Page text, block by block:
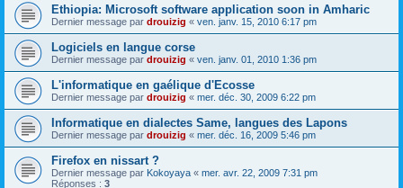
Ethiopia: Microsoft software application soon in Amharic
Dernier message par drouizig « ven. janv. 15, 2010 6:17 pm
Logiciels en langue corse
Dernier message par drouizig « ven. janv. 01, 2010 1:36 pm
L'informatique en gaélique d'Ecosse
Dernier message par drouizig « mer. déc. 30, 2009 6:22 pm
Informatique en dialectes Same, langues des Lapons
Dernier message par drouizig « mer. déc. 16, 2009 5:46 pm
Firefox en nissart ?
Dernier message par Kokoyaya « mer. avr. 22, 2009 7:31 pm
Réponses : 3